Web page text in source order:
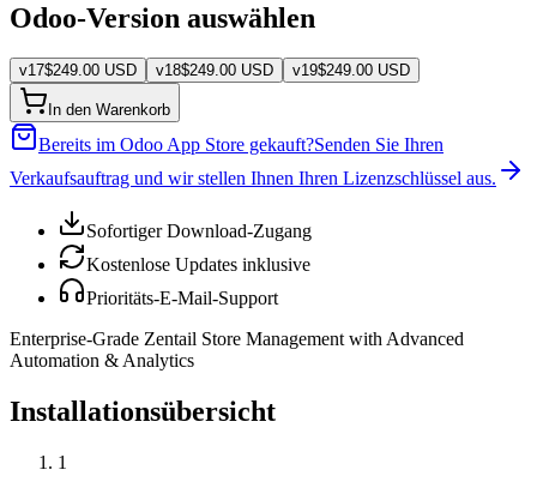
Odoo-Version auswählen
v17$249.00 USD v18$249.00 USD v19$249.00 USD
In den Warenkorb
Bereits im Odoo App Store gekauft?Senden Sie Ihren
Verkaufsauftrag und wir stellen Ihnen Ihren Lizenzschlüssel aus.
Sofortiger Download-Zugang
Kostenlose Updates inklusive
Prioritäts-E-Mail-Support
Enterprise-Grade Zentail Store Management with Advanced
Automation & Analytics
Installationsübersicht
1